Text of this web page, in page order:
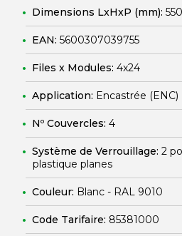
Dimensions LxHxP (mm):
EAN: 5600307039755
Files x Modules: 4x24
Application: Encastrée (ENC)
Nº Couvercles: 4
Système de Verrouillage: 2
plastique planes
Couleur: Blanc - RAL 9010
Code Tarifaire: 85381000